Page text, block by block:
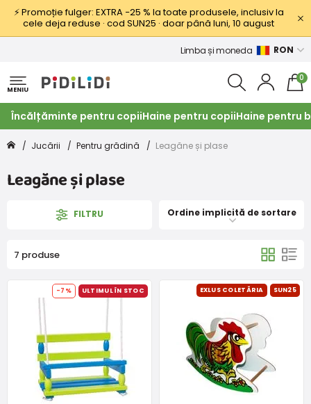
⚡ Promoție fulger: EXTRA −25 % la toate produsele, inclusiv la
cele deja reduse · cod SUN25 · doar până luni, 10 august
Limba și moneda RON
MENIU
0
Încălțăminte pentru copiiHaine pentru copiiHaine pentru
Jucării Pentru grădină Leagăne și plase
Leagăne și plase
FILTRU Ordine implicită de sortare
7 produse
-7% ULTIMUL ÎN STOC EXLUS COLETĂRIA SUN25